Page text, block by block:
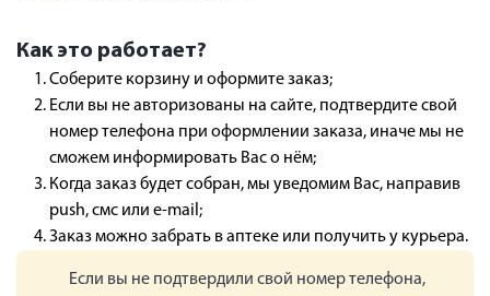
Как это работает?
Соберите корзину и оформите заказ;
Если вы не авторизованы на сайте, подтвердите свой
номер телефона при оформлении заказа, иначе мы не
сможем информировать Вас о нём;
Когда заказ будет собран, мы уведомим Вас, направив
push, смс или e-mail;
Заказ можно забрать в аптеке или получить у курьера.
Если вы не подтвердили свой номер телефона,